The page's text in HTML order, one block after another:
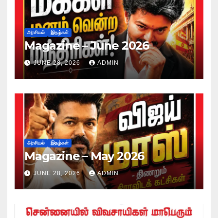
அரசியல் இதழ்கள்
Magazine – June 2026
JUNE 28, 2026 ADMIN
அரசியல் இதழ்கள்
Magazine – May 2026
JUNE 28, 2026 ADMIN